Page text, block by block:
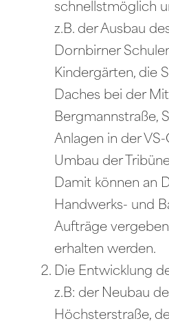
schnellstmöglich
z.B. der Ausbau
Dornbirner
Kindergärten, die
Daches bei der
Bergmannstraße,
Anlagen in der
Umbau der
Damit können an
Handwerks- und
Aufträge
erhalten werden.
Die Entwicklung
z.B: der Neubau
Höchsterstraße,